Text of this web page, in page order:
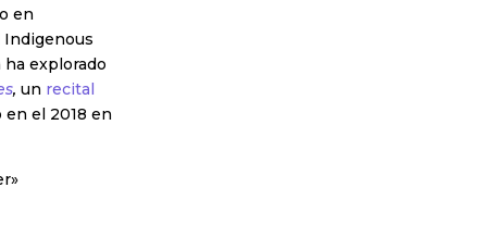
en
Indigenous
ha explorado
, un recital
en el 2018 en